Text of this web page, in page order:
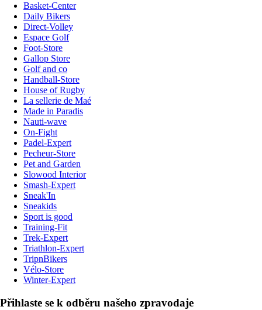
Basket-Center
Daily Bikers
Direct-Volley
Espace Golf
Foot-Store
Gallop Store
Golf and co
Handball-Store
House of Rugby
La sellerie de Maé
Made in Paradis
Nauti-wave
On-Fight
Padel-Expert
Pecheur-Store
Pet and Garden
Slowood Interior
Smash-Expert
Sneak'In
Sneakids
Sport is good
Training-Fit
Trek-Expert
Triathlon-Expert
TripnBikers
Vélo-Store
Winter-Expert
Přihlaste se k odběru našeho zpravodaje